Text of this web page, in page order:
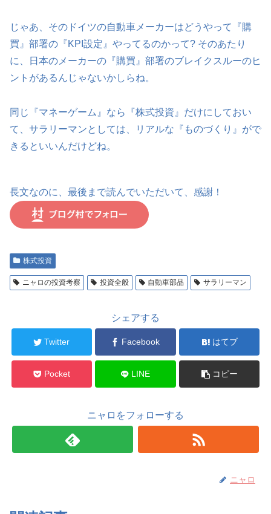
じゃあ、そのドイツの自動車メーカーはどうやって『購
買』部署の『KPI設定』やってるのかって? そのあたり
に、日本のメーカーの『購買』部署のブレイクスルーのヒ
ントがあるんじゃないかしらね。
同じ『マネーゲーム』なら『株式投資』だけにしておい
て、サラリーマンとしては、リアルな『ものづくり』がで
きるといいんだけどね。
長文なのに、最後まで読んでいただいて、感謝！
株式投資
ニャロの投資考察 投資全般 自動車部品 サラリーマン
シェアする
Twitter Facebook はてブ
Pocket LINE コピー
ニャロをフォローする
ニャロ